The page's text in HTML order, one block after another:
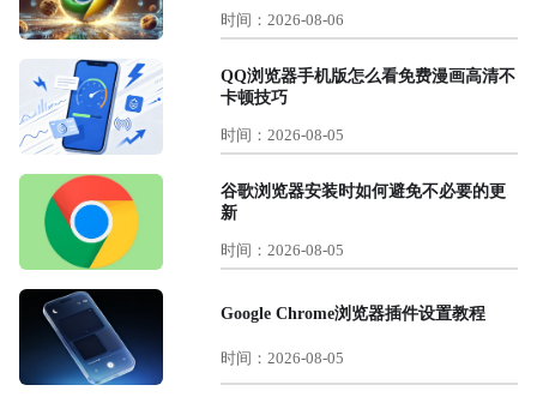
时间：2026-08-06
QQ浏览器手机版怎么看免费漫画高清不
卡顿技巧
时间：2026-08-05
谷歌浏览器安装时如何避免不必要的更
新
时间：2026-08-05
Google Chrome浏览器插件设置教程
时间：2026-08-05